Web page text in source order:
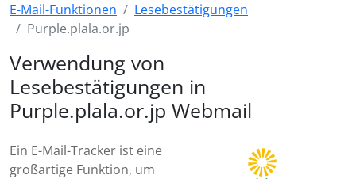
E-Mail-Funktionen
Lesebestätigungen
Purple.plala.or.jp
Verwendung von
Lesebestätigungen in
Purple.plala.or.jp Webmail
Ein E-Mail-Tracker ist eine
großartige Funktion, um